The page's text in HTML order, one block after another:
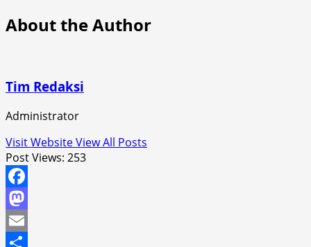
About the Author
Tim Redaksi
Administrator
Visit WebsiteView All Posts
Post Views: 253
Facebook
Mastodon
Email